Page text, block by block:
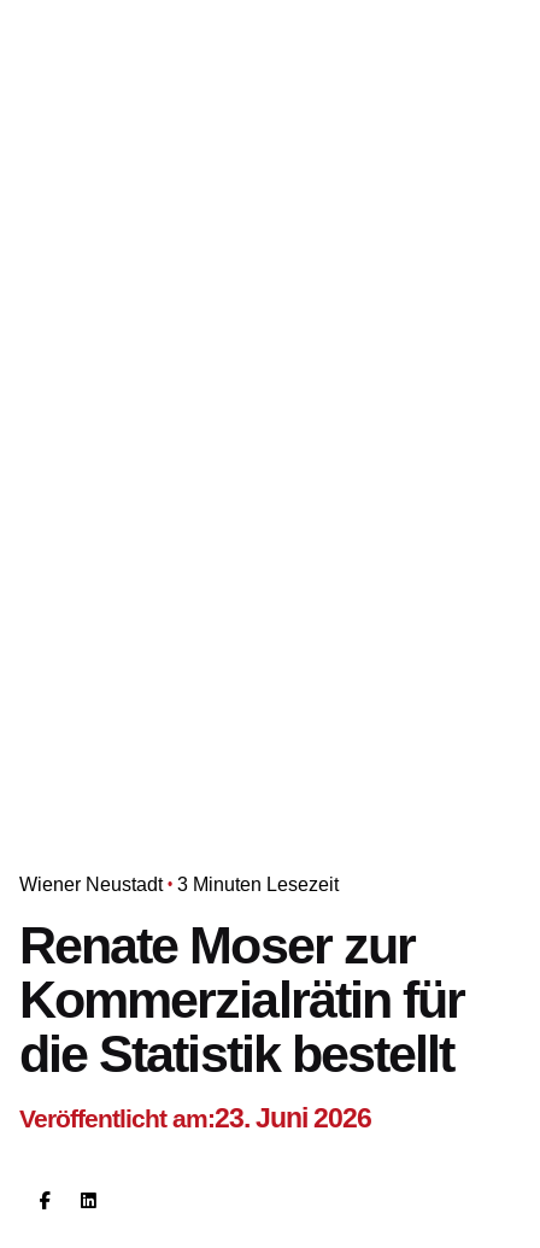
Wiener Neustadt 3 Minuten Lesezeit
Renate Moser zur
Kommerzialrätin für
die Statistik bestellt
Veröffentlicht am:23. Juni 2026